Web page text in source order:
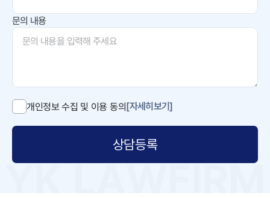
문의 내용
개인정보 수집 및 이용 동의[자세히보기]
상담등록